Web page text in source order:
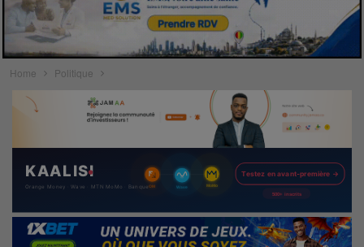
Home Politique